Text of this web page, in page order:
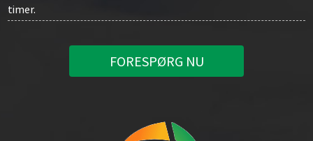
timer.
FORESPØRG NU